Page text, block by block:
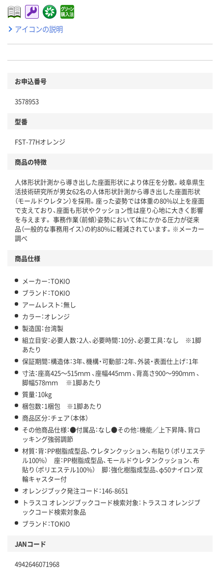
アイコンの説明
お申込番号
3578953
型番
FST-77Hオレンジ
商品の特徴
人体形状計測から導き出した座面形状により体圧を分散。岐阜県生
活技術研究所が男女62名の人体形状計測から導き出した座面形状
（モールドウレタン）を採用。座った姿勢では体重の80%以上を座面
で支えており、座面も形状やクッション性は座り心地に大きく影響
を与えます。 事務作業（前傾）姿勢において体にかかる圧力が従来
品（一般的な事務用イス）の約80%に軽減されています。※メーカー
調べ
商品仕様
メーカー：TOKIO
ブランド：TOKIO
アームレスト：無し
カラー：オレンジ
製造国：台湾製
組立目安：必要人数：2人、必要時間：10分、必要工具：なし ※1脚
あたり
保証期間：構造体：3年、機構・可動部：2年、外装・表面仕上げ：1年
寸法：座高425～515ｍｍ 、座幅445ｍｍ 、背高さ900～990ｍｍ 、
脚幅578ｍｍ ※1脚あたり
質量：10kg
梱包数：1梱包 ※1脚あたり
商品区分：チェア（本体）
その他商品仕様：●付属品：なし●その他：機能／上下昇降、背ロ
ッキング強弱調節
材質：背：PP樹脂成型品、ウレタンクッション、布貼り（ポリエステ
ル100%） 座：PP樹脂成型品、モールドウレタンクッション、布
貼り（ポリエステル100%） 脚：強化樹脂成型品、φ50ナイロン双
輪キャスター付
オレンジブック発注コード：146-8651
トラスコ オレンジブックコード検索対象：トラスコ オレンジブ
ックコード検索対象品
ブランド：TOKIO
JANコード
4942646071968